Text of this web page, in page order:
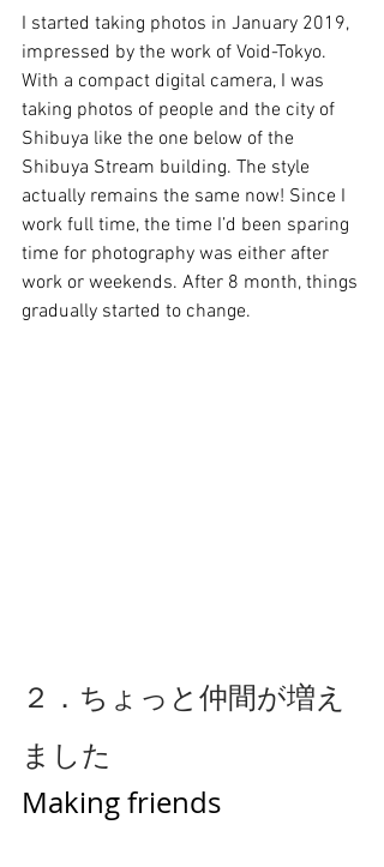
I started taking photos in January 2019,
impressed by the work of Void-Tokyo.
With a compact digital camera, I was
taking photos of people and the city of
Shibuya like the one below of the
Shibuya Stream building. The style
actually remains the same now! Since I
work full time, the time I’d been sparing
time for photography was either after
work or weekends. After 8 month, things
gradually started to change.
２．ちょっと仲間が増え
ました
Making friends